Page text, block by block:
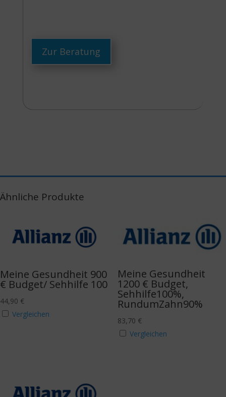
Zur Beratung
Ähnliche Produkte
Meine Gesundheit 900
€ Budget/ Sehhilfe 100
44,90 €
Vergleichen
Meine Gesundheit
1200 € Budget,
Sehhilfe100%,
RundumZahn90%
83,70 €
Vergleichen